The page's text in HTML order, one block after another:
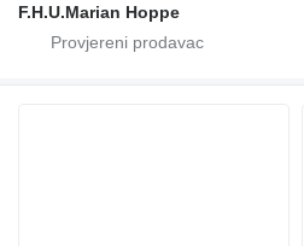
F.H.U.Marian Hoppe